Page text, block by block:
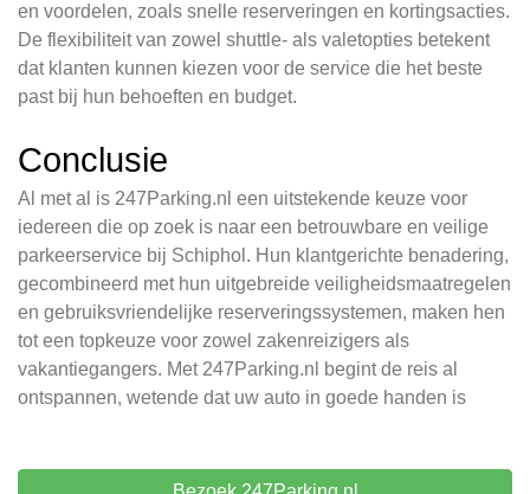
en voordelen, zoals snelle reserveringen en kortingsacties.
De flexibiliteit van zowel shuttle- als valetopties betekent
dat klanten kunnen kiezen voor de service die het beste
past bij hun behoeften en budget.
Conclusie
Al met al is 247Parking.nl een uitstekende keuze voor
iedereen die op zoek is naar een betrouwbare en veilige
parkeerservice bij Schiphol. Hun klantgerichte benadering,
gecombineerd met hun uitgebreide veiligheidsmaatregelen
en gebruiksvriendelijke reserveringssystemen, maken hen
tot een topkeuze voor zowel zakenreizigers als
vakantiegangers. Met 247Parking.nl begint de reis al
ontspannen, wetende dat uw auto in goede handen is